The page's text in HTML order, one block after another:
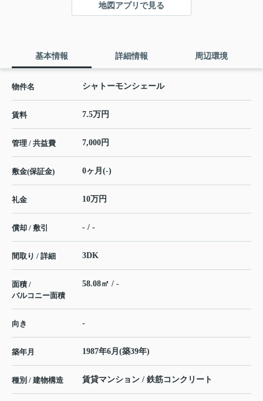
地図アプリで見る
基本情報 詳細情報 周辺環境
物件名 シャトーモンシェール
賃料 7.5万円
管理 / 共益費 7,000円
敷金(保証金) 0ヶ月(-)
礼金 10万円
償却 / 敷引 - / -
間取り / 詳細 3DK
面積 /
バルコニー面積
58.08㎡ / -
向き -
築年月 1987年6月(築39年)
種別 / 建物構造 賃貸マンション / 鉄筋コンクリート